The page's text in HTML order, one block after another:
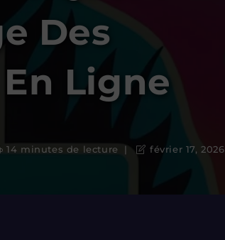
Des
Ligne
14 minutes de lecture février 17, 2026